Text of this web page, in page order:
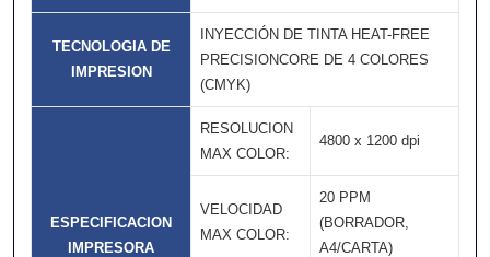
TECNOLOGIA DE
IMPRESION
INYECCIÓN DE TINTA HEAT-FREE
PRECISIONCORE DE 4 COLORES
(CMYK)
ESPECIFICACION
IMPRESORA
RESOLUCION
MAX COLOR:
4800 x 1200 dpi
VELOCIDAD
MAX COLOR:
20 PPM
(BORRADOR,
A4/CARTA)